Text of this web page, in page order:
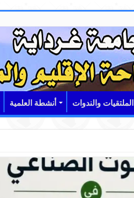
أنشطة العلمية الملتقيات والندوات